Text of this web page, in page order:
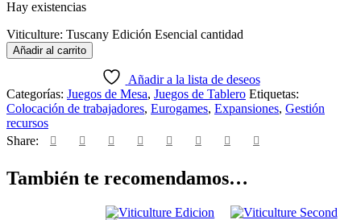
Hay existencias
Viticulture: Tuscany Edición Esencial cantidad
Añadir al carrito
Añadir a la lista de deseos
Categorías: Juegos de Mesa, Juegos de Tablero Etiquetas:
Colocación de trabajadores, Eurogames, Expansiones, Gestión
recursos
Share:
También te recomendamos…